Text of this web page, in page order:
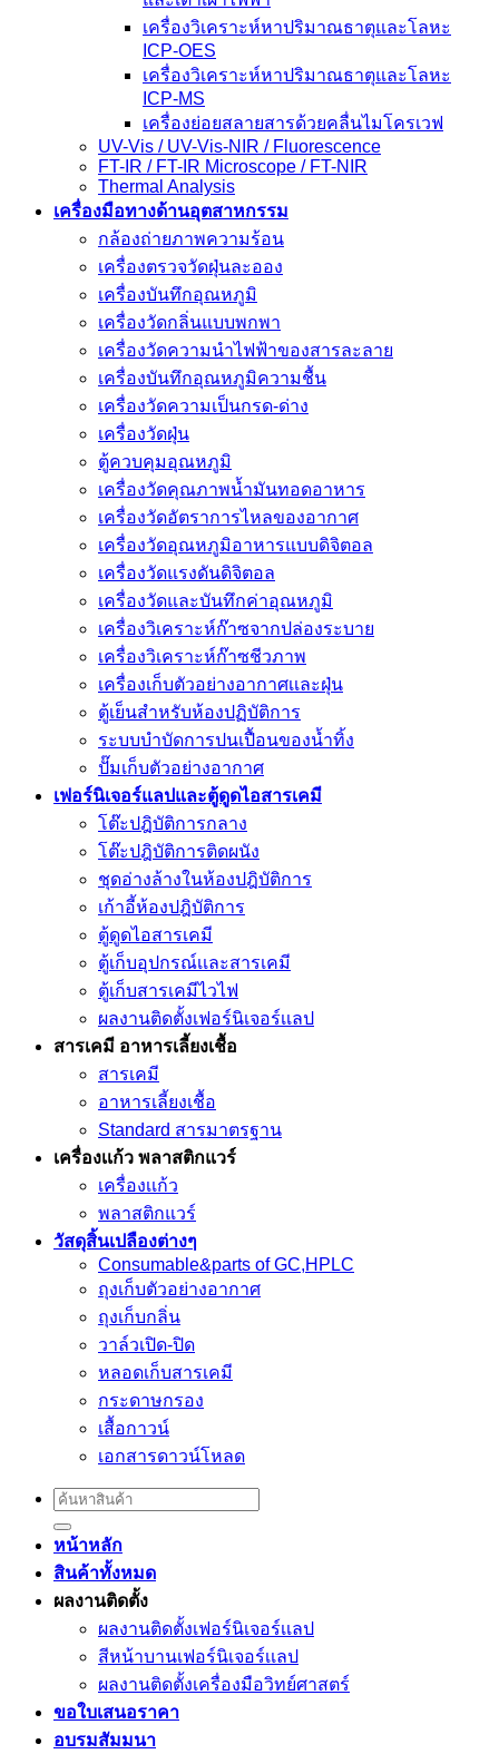
เครื่องวิเคราะห์หาปริมาณธาตุและโลหะ
ICP-OES
เครื่องวิเคราะห์หาปริมาณธาตุและโลหะ
ICP-MS
เครื่องย่อยสลายสารด้วยคลื่นไมโครเวฟ
UV-Vis / UV-Vis-NIR / Fluorescence
FT-IR / FT-IR Microscope / FT-NIR
Thermal Analysis
เครื่องมือทางด้านอุตสาหกรรม
กล้องถ่ายภาพความร้อน
เครื่องตรวจวัดฝุ่นละออง
เครื่องบันทึกอุณหภูมิ
เครื่องวัดกลิ่นแบบพกพา
เครื่องวัดความนําไฟฟ้าของสารละลาย
เครื่องบันทึกอุณหภูมิความชื้น
เครื่องวัดความเป็นกรด-ด่าง
เครื่องวัดฝุ่น
ตู้ควบคุมอุณหภูมิ
เครื่องวัดคุณภาพน้ำมันทอดอาหาร
เครื่องวัดอัตราการไหลของอากาศ
เครื่องวัดอุณหภูมิอาหารแบบดิจิตอล
เครื่องวัดแรงดันดิจิตอล
เครื่องวัดและบันทึกค่าอุณหภูมิ
เครื่องวิเคราะห์ก๊าซจากปล่องระบาย
เครื่องวิเคราะห์ก๊าซชีวภาพ
เครื่องเก็บตัวอย่างอากาศเเละฝุ่น
ตู้เย็นสำหรับห้องปฏิบัติการ
ระบบบำบัดการปนเปื้อนของน้ำทิ้ง
ปั๊มเก็บตัวอย่างอากาศ
เฟอร์นิเจอร์แลปและตู้ดูดไอสารเคมี
โต๊ะปฎิบัติการกลาง
โต๊ะปฎิบัติการติดผนัง
ชุดอ่างล้างในห้องปฎิบัติการ
เก้าอี้ห้องปฎิบัติการ
ตู้ดูดไอสารเคมี
ตู้เก็บอุปกรณ์เเละสารเคมี
ตู้เก็บสารเคมีไวไฟ
ผลงานติดตั้งเฟอร์นิเจอร์เเลป
สารเคมี อาหารเลี้ยงเชื้อ
สารเคมี
อาหารเลี้ยงเชื้อ
Standard สารมาตรฐาน
เครื่องเเก้ว พลาสติกแวร์
เครื่องเเก้ว
พลาสติกแวร์
วัสดุสิ้นเปลืองต่างๆ
Consumable&parts of GC,HPLC
ถุงเก็บตัวอย่างอากาศ
ถุงเก็บกลิ่น
วาล์วเปิด-ปิด
หลอดเก็บสารเคมี
กระดาษกรอง
เสื้อกาวน์
เอกสารดาวน์โหลด
Search
for:
หน้าหลัก
สินค้าทั้งหมด
ผลงานติดตั้ง
ผลงานติดตั้งเฟอร์นิเจอร์เเลป
สีหน้าบานเฟอร์นิเจอร์เเลป
ผลงานติดตั้งเครื่องมือวิทย์ศาสตร์
ขอใบเสนอราคา
อบรมสัมมนา